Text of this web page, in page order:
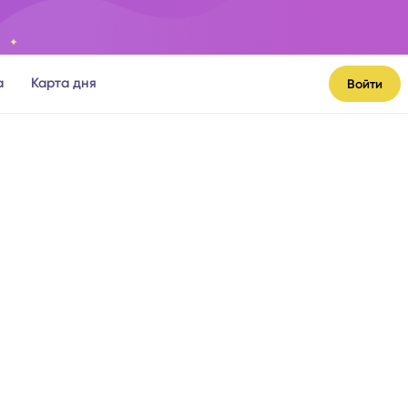
Карта дня Войти